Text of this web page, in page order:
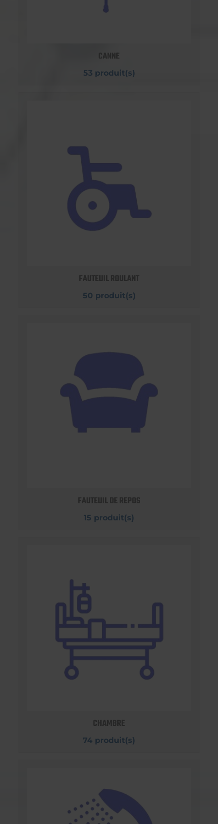
CANNE
53 produit(s)
FAUTEUIL ROULANT
50 produit(s)
FAUTEUIL DE REPOS
15 produit(s)
CHAMBRE
74 produit(s)